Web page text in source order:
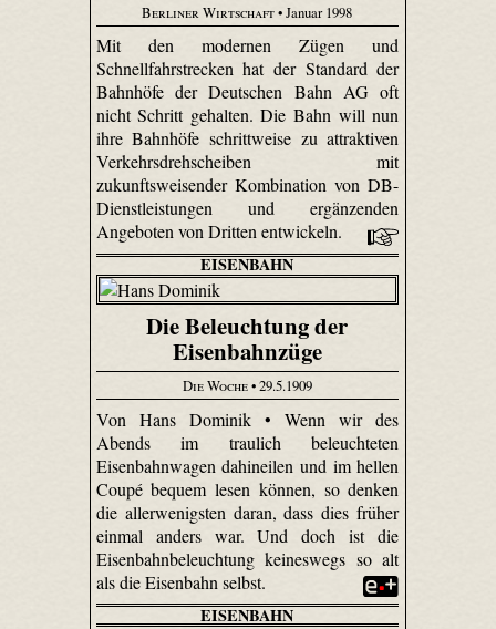
Berliner Wirtschaft• Januar 1998
Mit den modernen Zügen und
Schnellfahrstrecken hat der Standard der
Bahnhöfe der Deutschen Bahn AG oft
nicht Schritt gehalten. Die Bahn will nun
ihre Bahnhöfe schrittweise zu attraktiven
Verkehrsdrehscheiben mit
zukunftsweisender Kombination von DB-
Dienstleistungen und ergänzenden
Angeboten von Dritten entwickeln.
EISENBAHN
Die Beleuchtung der
Eisenbahnzüge
Die Woche• 29.5.1909
Von Hans Dominik • Wenn wir des
Abends im traulich beleuchteten
Eisenbahnwagen dahineilen und im hellen
Coupé bequem lesen können, so denken
die allerwenigsten daran, dass dies früher
einmal anders war. Und doch ist die
Eisenbahnbeleuchtung keineswegs so alt
als die Eisenbahn selbst.
EISENBAHN